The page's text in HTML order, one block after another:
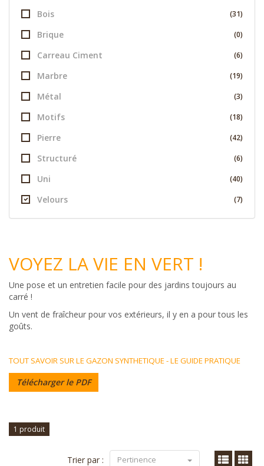
Bois (31)
Brique (0)
Carreau Ciment (6)
Marbre (19)
Métal (3)
Motifs (18)
Pierre (42)
Structuré (6)
Uni (40)
Velours (7)
VOYEZ LA VIE EN VERT !
Une pose et un entretien facile pour des jardins toujours au
carré !
Un vent de fraîcheur pour vos extérieurs, il y en a pour tous les
goûts.
TOUT SAVOIR SUR LE GAZON SYNTHETIQUE - LE GUIDE PRATIQUE
Télécharger le PDF
1 produit
Trier par : Pertinence